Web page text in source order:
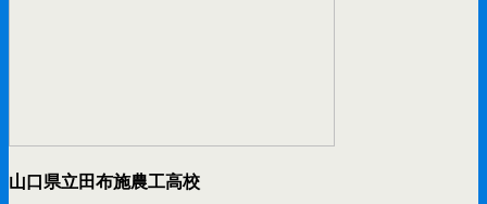
山口県立田布施農工高校